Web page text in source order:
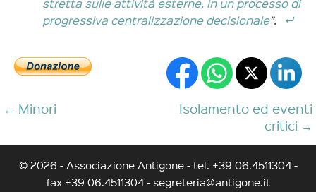
progressiva centralizzazione decisionale”.
← Minori
Isolamento ed eventi
critici →
© 2026 - Associazione Antigone - tel. +39 06.4511304 -
fax +39 06.4511304 - segreteria@antigone.it